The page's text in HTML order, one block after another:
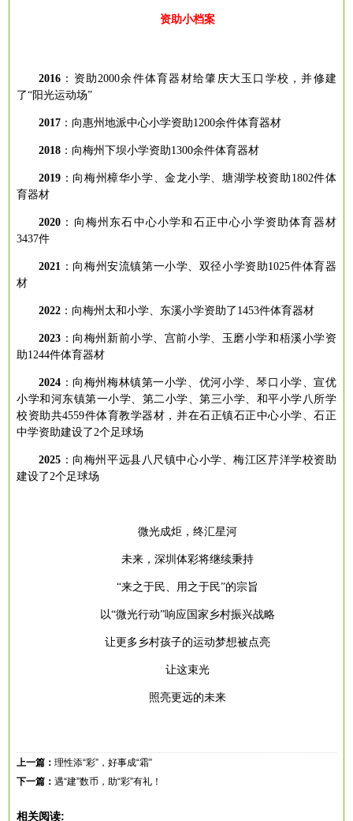
资助小档案
2016 ： 资助 2000余件体育器材给肇庆大玉口学校，并修建
了“阳光运动场”
2017 ： 向惠州地派中心小学资助1200余件体育器材
2018 ： 向梅州下坝小学资助1300余件体育器材
2019 ： 向梅州樟华小学、金龙小学、塘湖学校资助 1802件体
育器材
2020 ： 向梅州东石中心小学和石正中心小学资助体育器材
3437件
2021 ： 向梅州安流镇第一小学、双径小学资助1025件体育器
材
2022 ： 向梅州太和小学、东溪小学资助了 1453件体育器材
2023 ： 向梅州新前小学、宫前小学、玉磨小学和梧溪小学资
助1244件体育器材
2024 ： 向梅州梅林镇第一小学、优河小学、琴口小学、宣优
小学和河东镇第一小学、第二小学、第三小学、和平小学八所学
校资助共4559件体育教学器材，并在石正镇石正中心小学、石正
中学资助建设了2个足球场
2025 ： 向梅州平远县八尺镇中心小学、梅江区芹洋学校资助
建设了 2个足球场
微光成炬，终汇星河
未来，深圳体彩将继续秉持
“来之于民、用之于民”的宗旨
以“微光行动”响应国家乡村振兴战略
让更多乡村孩子的运动梦想被点亮
让这束光
照亮更远的未来
上一篇：理性添“彩”，好事成“霜”
下一篇：遇“建”数币，助“彩”有礼！
相关阅读: